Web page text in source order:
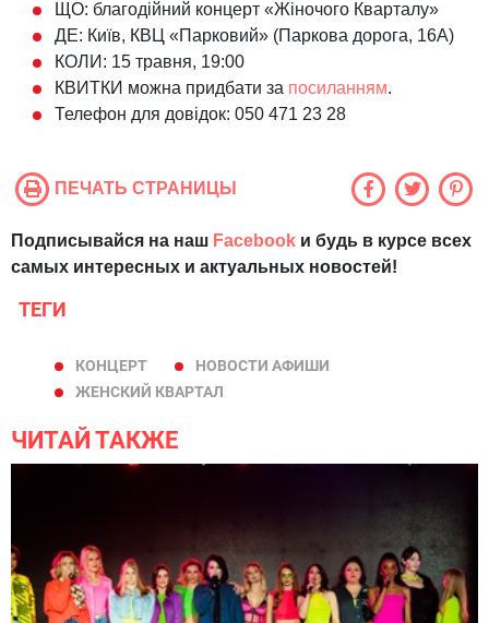
ЩО: благодійний концерт «Жіночого Кварталу»
ДЕ: Київ, КВЦ «Парковий» (Паркова дорога, 16А)
КОЛИ: 15 травня, 19:00
КВИТКИ можна придбати за посиланням.
Телефон для довідок: 050 471 23 28
ПЕЧАТЬ СТРАНИЦЫ
Подписывайся на наш Facebook и будь в курсе всех
самых интересных и актуальных новостей!
ТЕГИ
КОНЦЕРТ
НОВОСТИ АФИШИ
ЖЕНСКИЙ КВАРТАЛ
ЧИТАЙ ТАКЖЕ